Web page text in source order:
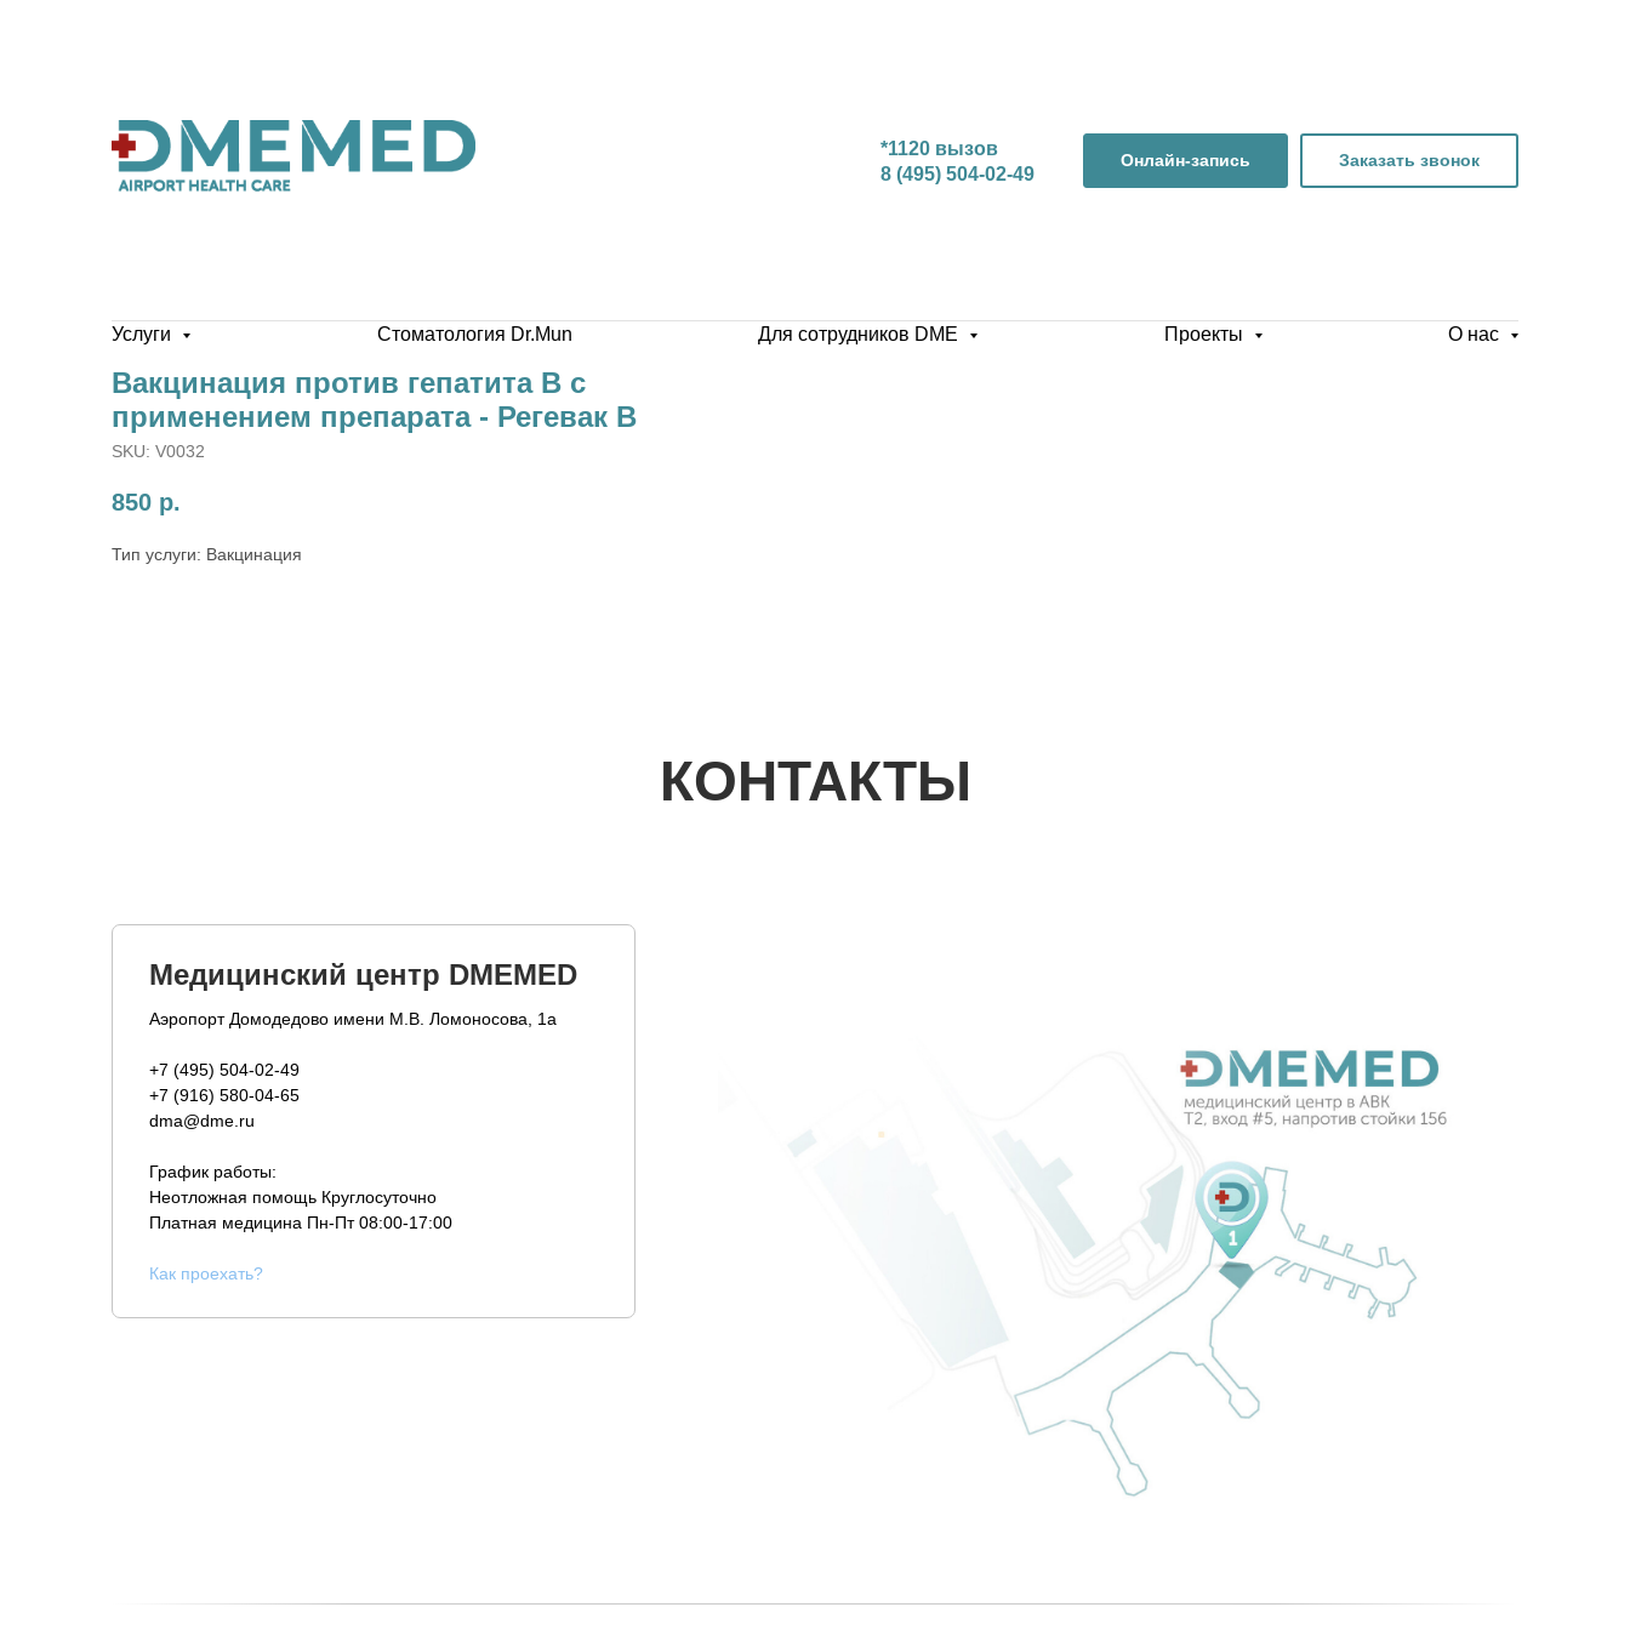
*1120 вызов
8 (495) 504-02-49
Онлайн-запись Заказать звонок
Услуги Стоматология Dr.Mun Для сотрудников DME Проекты О нас
Вакцинация против гепатита В с
применением препарата - Регевак В
SKU: V0032
850 р.
Тип услуги: Вакцинация
КОНТАКТЫ
Медицинский центр DMEMED
Аэропорт Домодедово имени М.В. Ломоносова, 1а
+7 (495) 504-02-49
+7 (916) 580-04-65
dma@dme.ru
График работы:
Неотложная помощь Круглосуточно
Платная медицина Пн-Пт 08:00-17:00
Как проехать?